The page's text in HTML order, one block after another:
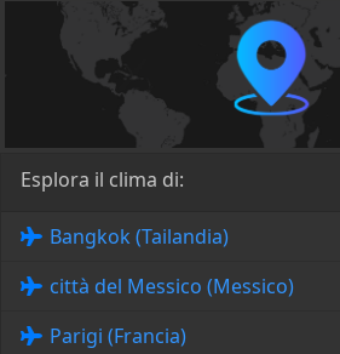
Esplora il clima di:
Bangkok (Tailandia)
città del Messico (Messico)
Parigi (Francia)